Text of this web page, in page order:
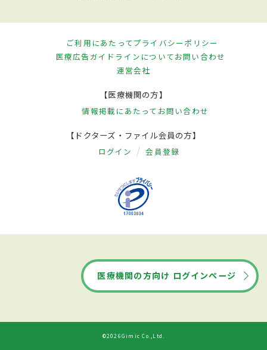
ご利用にあたってプライバシーポリシー
医療広告ガイドラインについてお問い合わせ
運営会社
【医療機関の方】
情報掲載にあたって お問い合わせ
【ドクターズ・ファイル会員の方】
ログイン 会員登録
医療機関の方向け ログインページ
©2026Gimic Co.,Ltd.